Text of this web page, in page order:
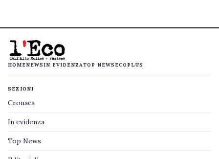
HOMENEWS IN EVIDENZATOP NEWS ECOPLUS
SEZIONI
Cronaca
In evidenza
Top News